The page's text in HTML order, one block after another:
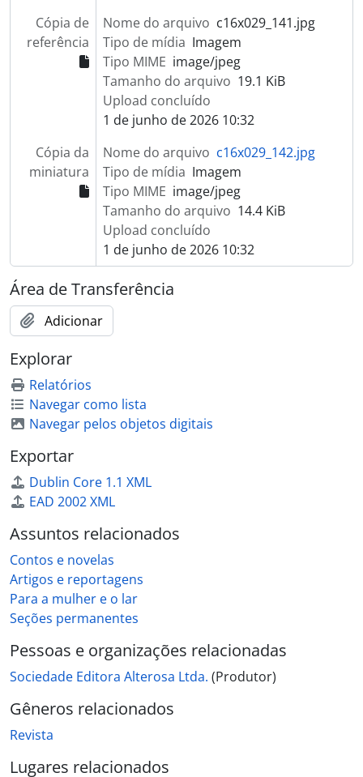
Cópia de
referência
Nome do arquivo c16x029_141.jpg
Tipo de mídia Imagem
Tipo MIME image/jpeg
Tamanho do arquivo 19.1 KiB
Upload concluído
1 de junho de 2026 10:32
Cópia da
miniatura
Nome do arquivo c16x029_142.jpg
Tipo de mídia Imagem
Tipo MIME image/jpeg
Tamanho do arquivo 14.4 KiB
Upload concluído
1 de junho de 2026 10:32
Área de Transferência
Adicionar
Explorar
Relatórios
Navegar como lista
Navegar pelos objetos digitais
Exportar
Dublin Core 1.1 XML
EAD 2002 XML
Assuntos relacionados
Contos e novelas
Artigos e reportagens
Para a mulher e o lar
Seções permanentes
Pessoas e organizações relacionadas
Sociedade Editora Alterosa Ltda. (Produtor)
Gêneros relacionados
Revista
Lugares relacionados